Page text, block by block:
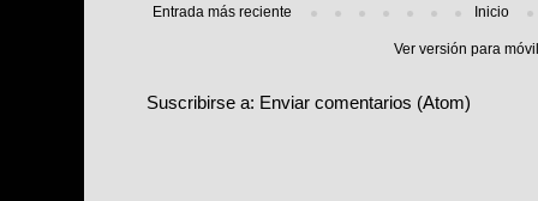
Entrada más reciente Inicio
Ver versión para
Suscribirse a: Enviar comentarios (Atom)